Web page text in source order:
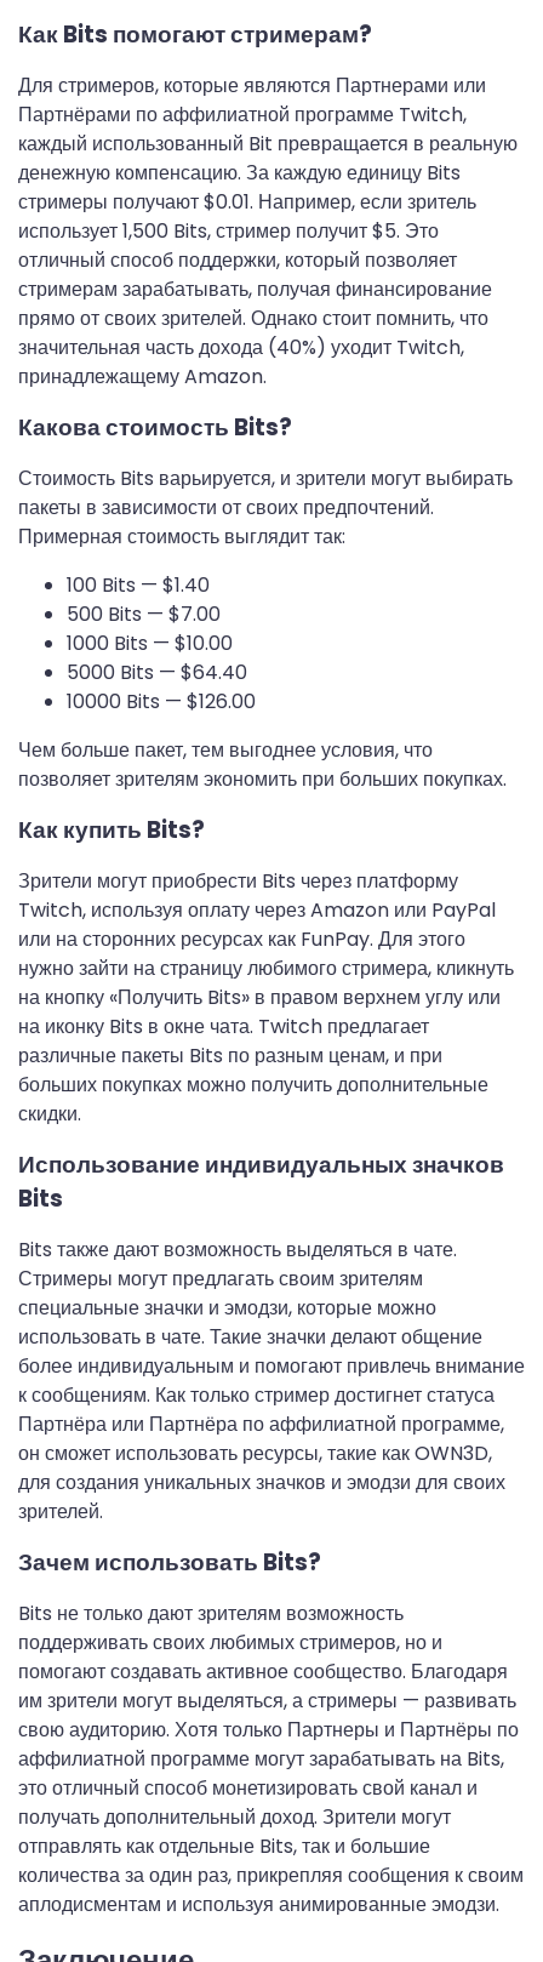
Как Bits помогают стримерам?
Для стримеров, которые являются Партнерами или
Партнёрами по аффилиатной программе Twitch,
каждый использованный Bit превращается в реальную
денежную компенсацию. За каждую единицу Bits
стримеры получают $0.01. Например, если зритель
использует 1,500 Bits, стример получит $5. Это
отличный способ поддержки, который позволяет
стримерам зарабатывать, получая финансирование
прямо от своих зрителей. Однако стоит помнить, что
значительная часть дохода (40%) уходит Twitch,
принадлежащему Amazon.
Какова стоимость Bits?
Стоимость Bits варьируется, и зрители могут выбирать
пакеты в зависимости от своих предпочтений.
Примерная стоимость выглядит так:
100 Bits — $1.40
500 Bits — $7.00
1000 Bits — $10.00
5000 Bits — $64.40
10000 Bits — $126.00
Чем больше пакет, тем выгоднее условия, что
позволяет зрителям экономить при больших покупках.
Как купить Bits?
Зрители могут приобрести Bits через платформу
Twitch, используя оплату через Amazon или PayPal
или на сторонних ресурсах как FunPay. Для этого
нужно зайти на страницу любимого стримера, кликнуть
на кнопку «Получить Bits» в правом верхнем углу или
на иконку Bits в окне чата. Twitch предлагает
различные пакеты Bits по разным ценам, и при
больших покупках можно получить дополнительные
скидки.
Использование индивидуальных значков
Bits
Bits также дают возможность выделяться в чате.
Стримеры могут предлагать своим зрителям
специальные значки и эмодзи, которые можно
использовать в чате. Такие значки делают общение
более индивидуальным и помогают привлечь внимание
к сообщениям. Как только стример достигнет статуса
Партнёра или Партнёра по аффилиатной программе,
он сможет использовать ресурсы, такие как OWN3D,
для создания уникальных значков и эмодзи для своих
зрителей.
Зачем использовать Bits?
Bits не только дают зрителям возможность
поддерживать своих любимых стримеров, но и
помогают создавать активное сообщество. Благодаря
им зрители могут выделяться, а стримеры — развивать
свою аудиторию. Хотя только Партнеры и Партнёры по
аффилиатной программе могут зарабатывать на Bits,
это отличный способ монетизировать свой канал и
получать дополнительный доход. Зрители могут
отправлять как отдельные Bits, так и большие
количества за один раз, прикрепляя сообщения к своим
аплодисментам и используя анимированные эмодзи.